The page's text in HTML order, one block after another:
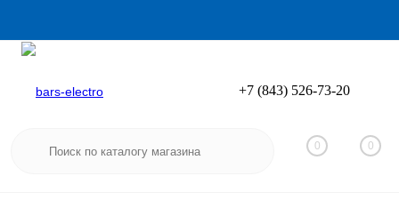
Вход
+7 (843) 526-73-20
0 0